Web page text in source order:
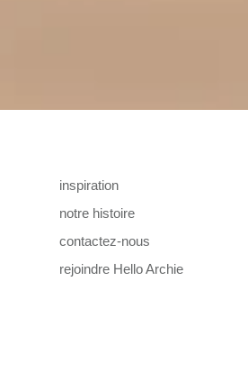
inspiration
notre histoire
contactez-nous
rejoindre Hello Archie